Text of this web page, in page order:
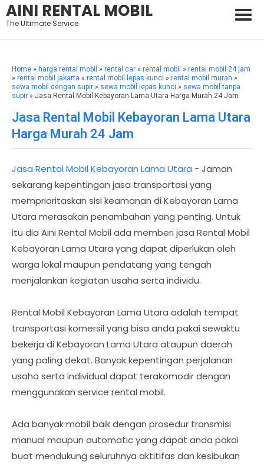
AINI RENTAL MOBIL
The Ultimate Service
Home » harga rental mobil » rental car » rental mobil » rental mobil 24 jam
» rental mobil jakarta » rental mobil lepas kunci » rental mobil murah »
sewa mobil dengan supir » sewa mobil lepas kunci » sewa mobil tanpa
supir » Jasa Rental Mobil Kebayoran Lama Utara Harga Murah 24 Jam
Jasa Rental Mobil Kebayoran Lama Utara
Harga Murah 24 Jam
Jasa Rental Mobil Kebayoran Lama Utara - Jaman
sekarang kepentingan jasa transportasi yang
memprioritaskan sisi keamanan di Kebayoran Lama
Utara merasakan penambahan yang penting. Untuk
itu dia Aini Rental Mobil ada memberi jasa Rental Mobil
Kebayoran Lama Utara yang dapat diperlukan oleh
warga lokal maupun pendatang yang tengah
menjalankan kegiatan usaha serta individu.
Rental Mobil Kebayoran Lama Utara adalah tempat
transportasi komersil yang bisa anda pakai sewaktu
bekerja di Kebayoran Lama Utara ataupun daerah
yang paling dekat. Banyak kepentingan perjalanan
usaha serta individual dapat terakomodir dengan
menggunakan service rental mobil.
Ada banyak mobil baik dengan prosedur transmisi
manual maupun automatic yang dapat anda pakai
buat mendukung seluruhnya aktitifas dan kesibukan